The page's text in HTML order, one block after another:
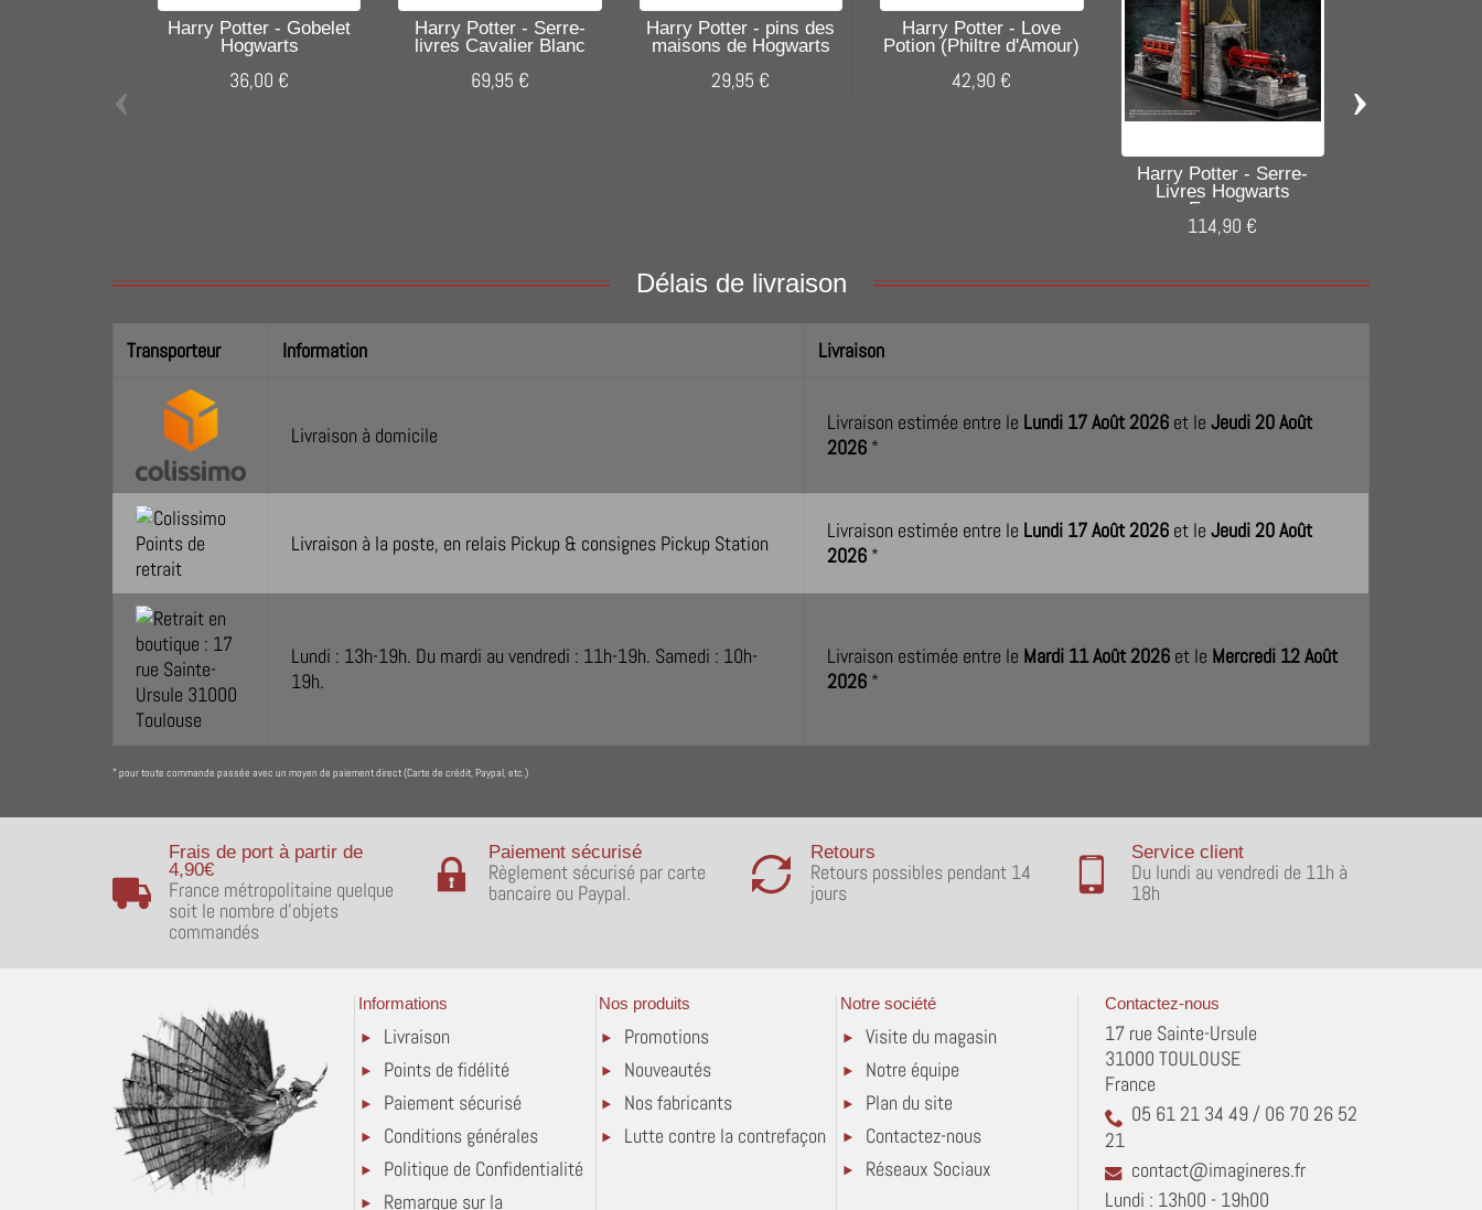
Harry Potter - Gobelet
Hogwarts
36,00 €
Harry Potter - Serre-
livres Cavalier Blanc
69,95 €
Harry Potter - pins des
maisons de Hogwarts
29,95 €
Harry Potter - Love
Potion (Philtre d'Amour)
42,90 €
Harry Potter - Serre-
Livres Hogwarts
Express
114,90 €
‹ ›
Délais de livraison
Transporteur Information Livraison
Livraison à domicile
Livraison estimée entre le Lundi 17 Août 2026 et le Jeudi 20 Août
2026 *
Livraison à la poste, en relais Pickup & consignes Pickup Station
Livraison estimée entre le Lundi 17 Août 2026 et le Jeudi 20 Août
2026 *
Lundi : 13h-19h. Du mardi au vendredi : 11h-19h. Samedi : 10h-
19h.
Livraison estimée entre le Mardi 11 Août 2026 et le Mercredi 12 Août
2026 *
* pour toute commande passée avec un moyen de paiement direct (Carte de crédit, Paypal, etc.)
Frais de port à partir de
4,90€
France métropolitaine quelque
soit le nombre d'objets
commandés
Paiement sécurisé
Règlement sécurisé par carte
bancaire ou Paypal.
Retours
Retours possibles pendant 14
jours
Service client
Du lundi au vendredi de 11h à
18h
Informations
Livraison
Points de fidélité
Paiement sécurisé
Conditions générales
Politique de Confidentialité
Remarque sur la
Nos produits
Promotions
Nouveautés
Nos fabricants
Lutte contre la contrefaçon
Notre société
Visite du magasin
Notre équipe
Plan du site
Contactez-nous
Réseaux Sociaux
Contactez-nous
17 rue Sainte-Ursule
31000 TOULOUSE
France
05 61 21 34 49 / 06 70 26 52
21
contact@imagineres.fr
Lundi : 13h00 - 19h00